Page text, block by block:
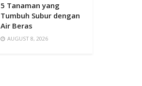
5 Tanaman yang
Tumbuh Subur dengan
Air Beras
AUGUST 8, 2026